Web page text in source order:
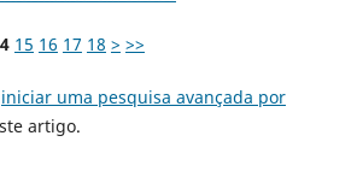
15 16 17 18 > >>
iniciar uma pesquisa avançada por
artigo.